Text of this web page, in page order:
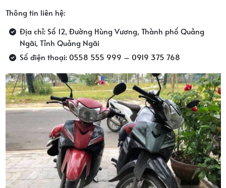
Thông tin liên hệ:
Địa chỉ: Số 12, Đường Hùng Vương, Thành phố Quảng
Ngãi, Tỉnh Quảng Ngãi
Số điện thoại: 0558 555 999 – 0919 375 768